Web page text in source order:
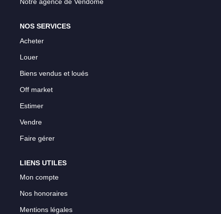
NOS SERVICES
Acheter
Louer
Biens vendus et loués
Off market
Estimer
Vendre
Faire gérer
LIENS UTILES
Mon compte
Nos honoraires
Mentions légales